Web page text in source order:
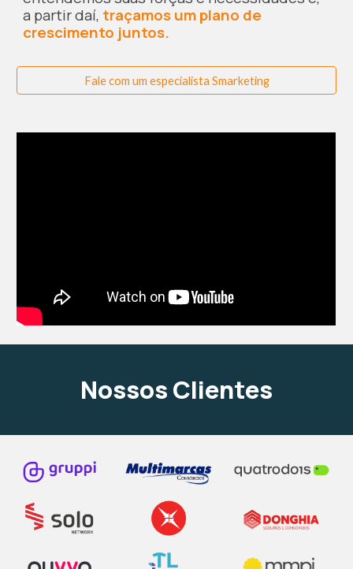
a partir daí, traçamos um plano de
crescimento juntos.
Fale com um especialista Smarketing
Nossos Clientes